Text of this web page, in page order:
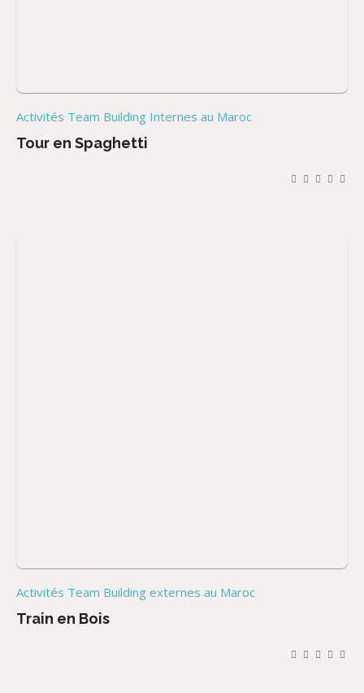
Activités Team Building Internes au Maroc
Tour en Spaghetti
Activités Team Building externes au Maroc
Train en Bois